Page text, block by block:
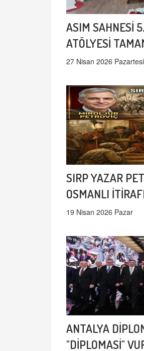
ASIM SAHNESİ
ATÖLYESİ
27 Nisan 2026 Pazartesi
SIRP YAZAR
OSMANLI
19 Nisan 2026 Pazar
ANTALYA
"DİPLOMASİ"